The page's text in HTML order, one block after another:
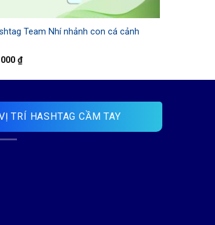
Team Nhí nhảnh con cá cảnh
₫
TRÍ HASHTAG CẦM TAY